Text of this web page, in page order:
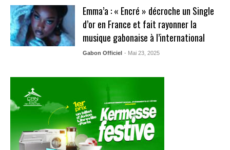
Emma’a : « Encré » décroche un Single
d’or en France et fait rayonner la
musique gabonaise à l’international
Gabon Officiel - Mai 23, 2025